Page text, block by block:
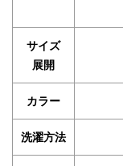
サイズ
展開
カラー
洗濯方法